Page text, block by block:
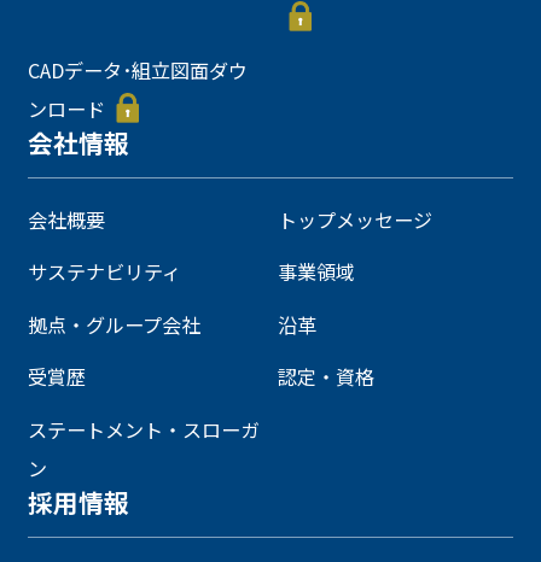
CADデータ･組立図面ダウ
ンロード
会社情報
会社概要
トップメッセージ
サステナビリティ
事業領域
拠点・グループ会社
沿革
受賞歴
認定・資格
ステートメント・スローガ
ン
採用情報